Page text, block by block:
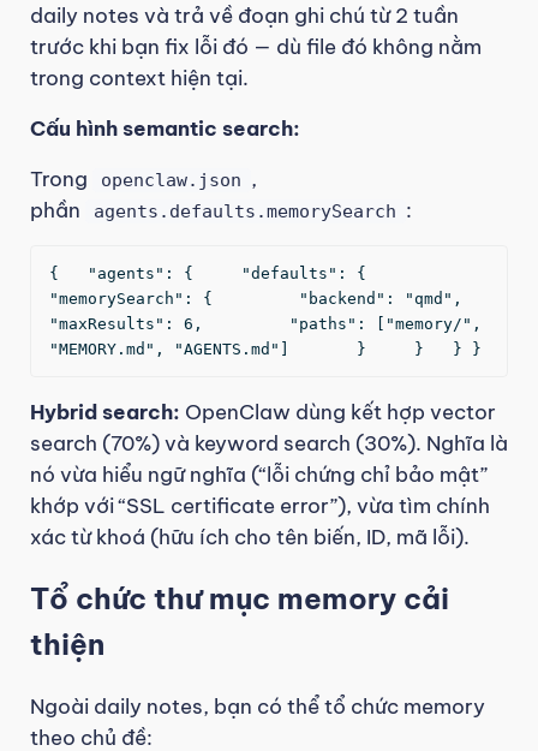
daily notes và trả về đoạn ghi chú từ 2 tuần
trước khi bạn fix lỗi đó — dù file đó không nằm
trong context hiện tại.
Cấu hình semantic search:
Trong
openclaw.json ,
phần
agents.defaults.memorySearch :
{   "agents": {     "defaults": {
"memorySearch": {         "backend": "qmd",
"maxResults": 6,         "paths": ["memory/",
Hybrid search: OpenClaw dùng kết hợp vector
search (70%) và keyword search (30%). Nghĩa là
nó vừa hiểu ngữ nghĩa (“lỗi chứng chỉ bảo mật”
khớp với “SSL certificate error”), vừa tìm chính
xác từ khoá (hữu ích cho tên biến, ID, mã lỗi).
Tổ chức thư mục memory cải
thiện
Ngoài daily notes, bạn có thể tổ chức memory
theo chủ đề: